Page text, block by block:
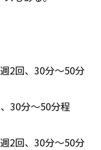
2回、30分～50分
30分～50分程
2回、30分～50分